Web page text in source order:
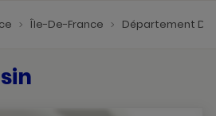
Île-De-France Département De